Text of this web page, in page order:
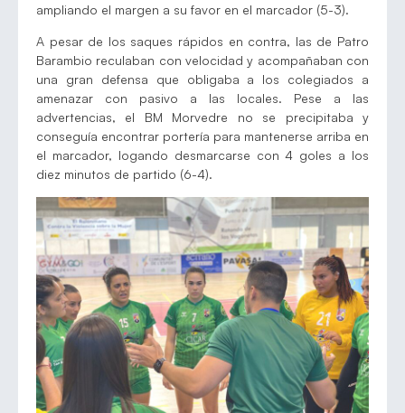
ampliando el margen a su favor en el marcador (5-3).
A pesar de los saques rápidos en contra, las de Patro
Barambio reculaban con velocidad y acompañaban con
una gran defensa que obligaba a los colegiados a
amenazar con pasivo a las locales. Pese a las
advertencias, el BM Morvedre no se precipitaba y
conseguía encontrar portería para mantenerse arriba en
el marcador, logando desmarcarse con 4 goles a los
diez minutos de partido (6-4).